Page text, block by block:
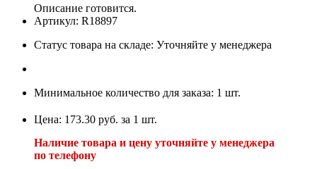
Описание готовится.
Артикул: R18897
Статус товара на складе: Уточняйте у менеджера
Минимальное количество для заказа: 1 шт.
Цена: 173.30 руб. за 1 шт.
Наличие товара и цену уточняйте у менеджера
по телефону